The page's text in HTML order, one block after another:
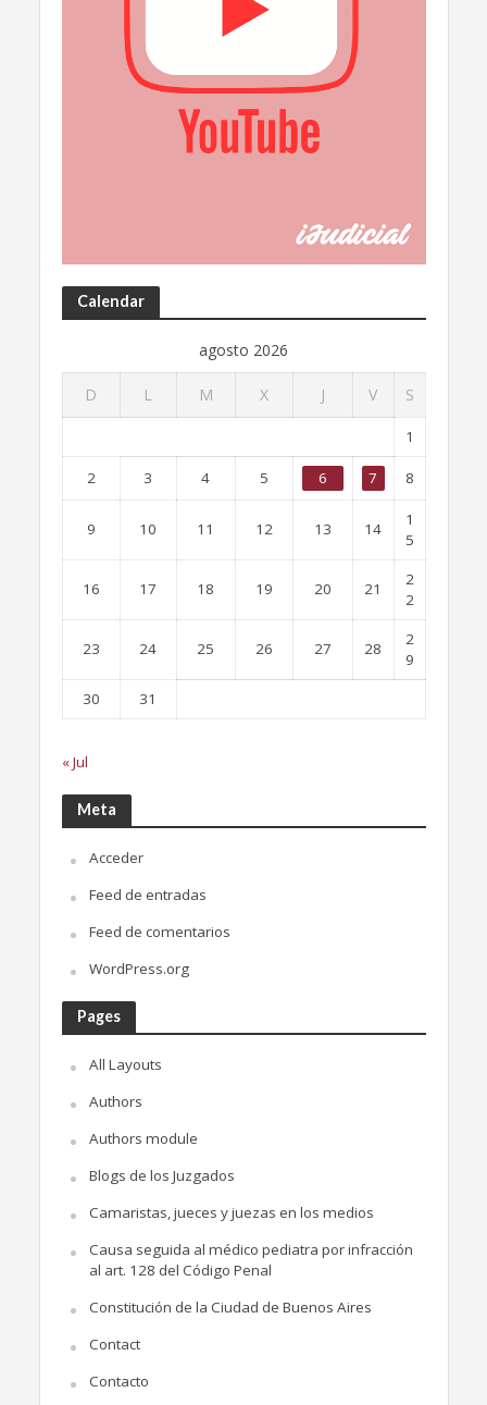
Calendar
agosto 2026
D L M X J V S
1
2 3 4 5 6 7 8
9 10 11 12 13 14
1
5
16 17 18 19 20 21
2
2
23 24 25 26 27 28
2
9
30
31
« Jul
Meta
Acceder
Feed de entradas
Feed de comentarios
WordPress.org
Pages
All Layouts
Authors
Authors module
Blogs de los Juzgados
Camaristas, jueces y juezas en los medios
Causa seguida al médico pediatra por infracción
al art. 128 del Código Penal
Constitución de la Ciudad de Buenos Aires
Contact
Contacto